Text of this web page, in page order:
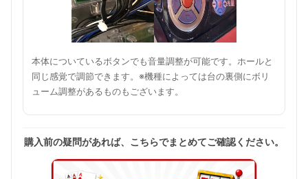
本体についているボタンでも音量調整が可能です。ホールと
同じ感覚で調節できます。※機種によっては台の裏側にボリ
ューム調整があるものもございます。
購入前の疑問があれば、こちらでまとめてご確認ください。